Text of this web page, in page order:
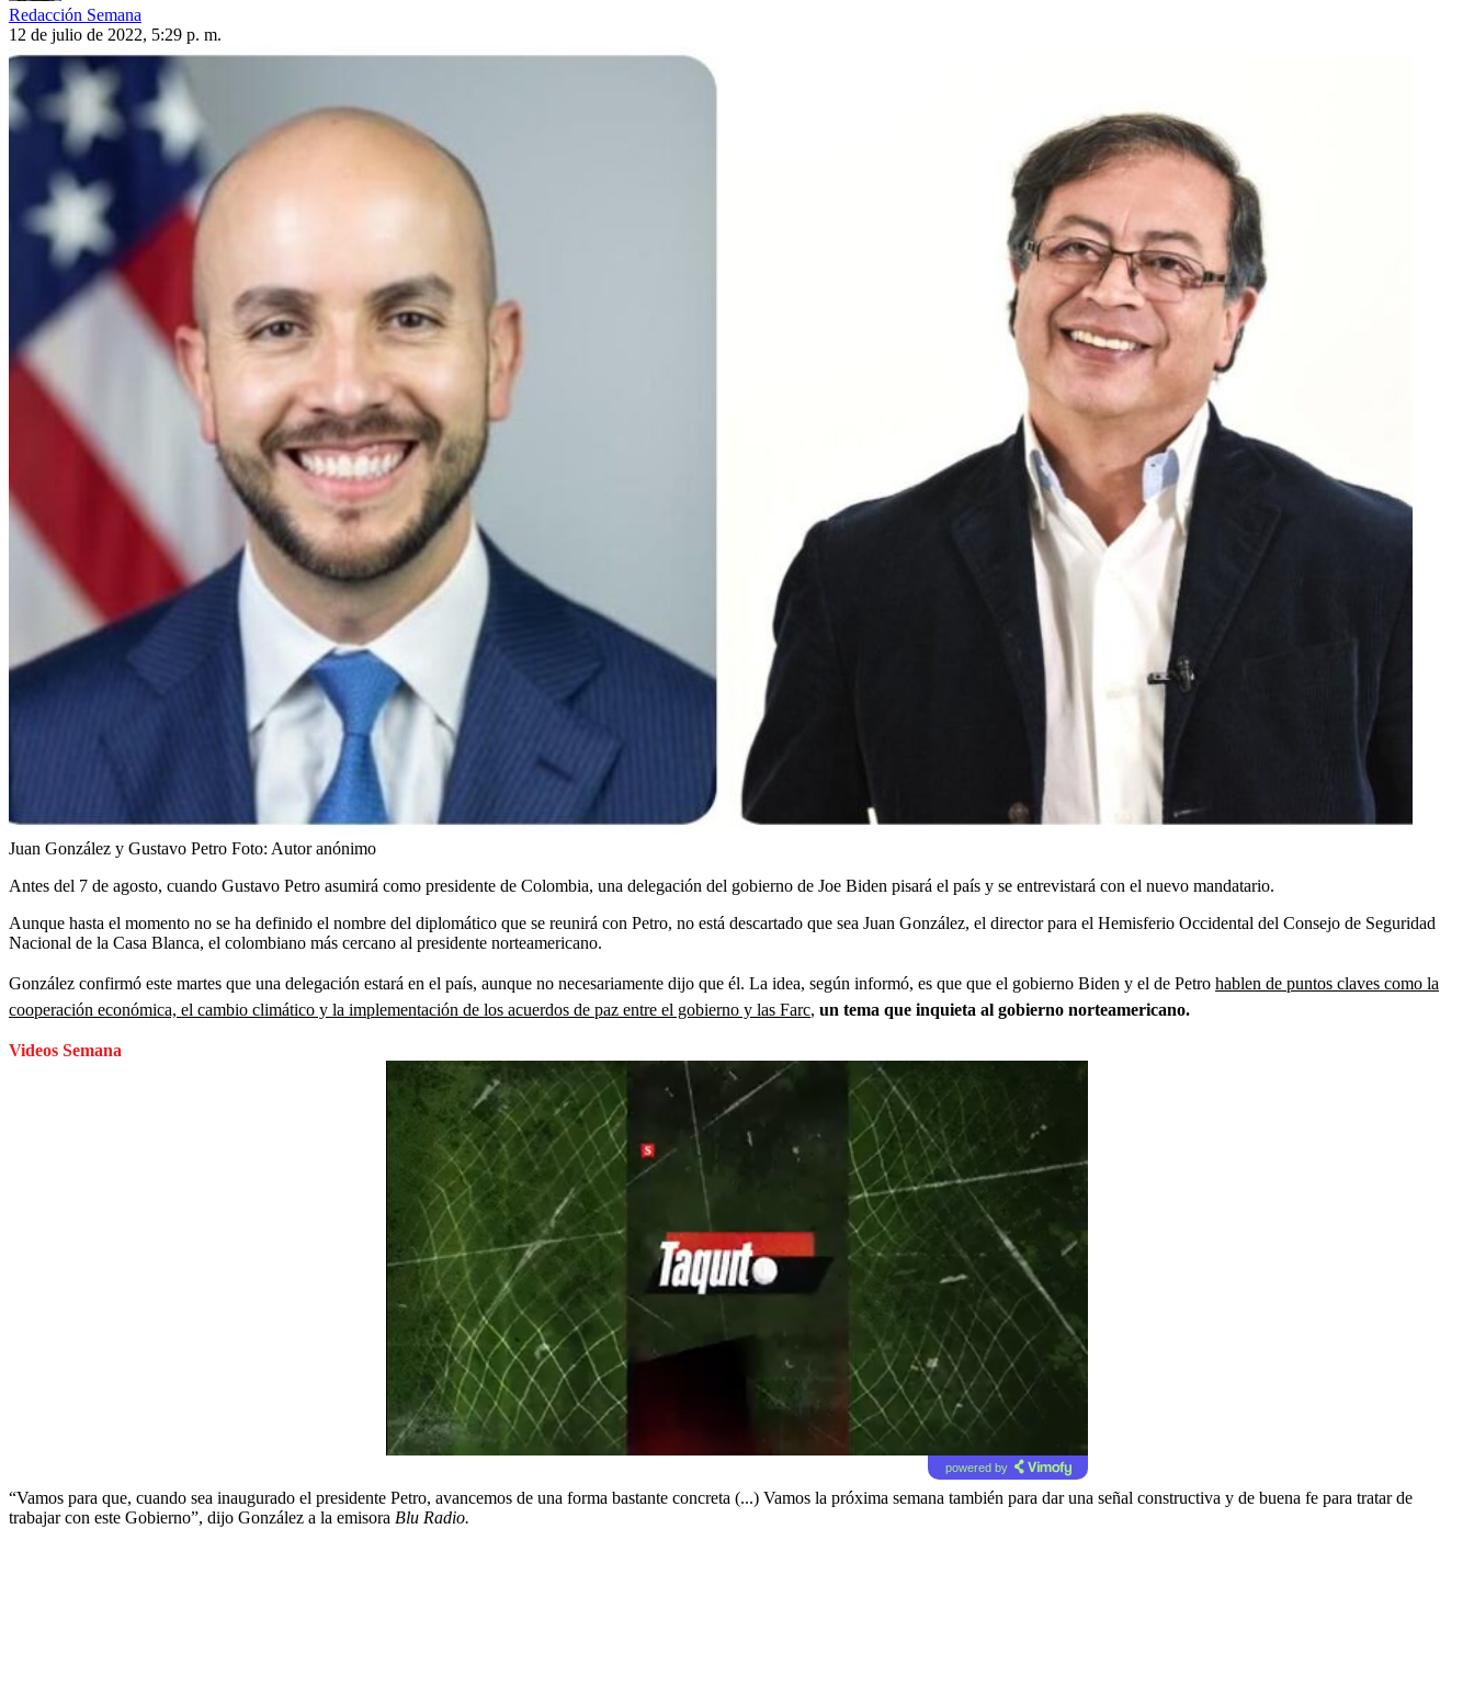
Redacción Semana
12 de julio de 2022, 5:29 p. m.
Juan González y Gustavo Petro Foto: Autor anónimo
Antes del 7 de agosto, cuando Gustavo Petro asumirá como presidente de Colombia, una delegación del gobierno de Joe Biden pisará el país y se entrevistará con el nuevo mandatario.
Aunque hasta el momento no se ha definido el nombre del diplomático que se reunirá con Petro, no está descartado que sea Juan González, el director para el Hemisferio Occidental del Consejo de Seguridad
Nacional de la Casa Blanca, el colombiano más cercano al presidente norteamericano.
González confirmó este martes que una delegación estará en el país, aunque no necesariamente dijo que él. La idea, según informó, es que que el gobierno Biden y el de Petro hablen de puntos claves como la
cooperación económica, el cambio climático y la implementación de los acuerdos de paz entre el gobierno y las Farc, un tema que inquieta al gobierno norteamericano.
Videos Semana
powered by
“Vamos para que, cuando sea inaugurado el presidente Petro, avancemos de una forma bastante concreta (...) Vamos la próxima semana también para dar una señal constructiva y de buena fe para tratar de
trabajar con este Gobierno”, dijo González a la emisora Blu Radio.